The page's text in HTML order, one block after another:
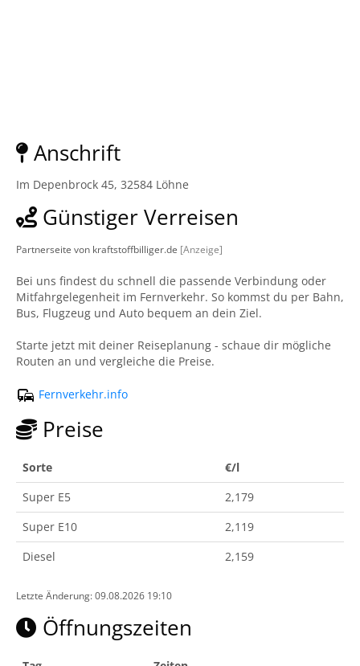
Anschrift
Im Depenbrock 45, 32584 Löhne
Günstiger Verreisen
Partnerseite von kraftstoffbilliger.de [Anzeige]
Bei uns findest du schnell die passende Verbindung oder
Mitfahrgelegenheit im Fernverkehr. So kommst du per Bahn,
Bus, Flugzeug und Auto bequem an dein Ziel.
Starte jetzt mit deiner Reiseplanung - schaue dir mögliche
Routen an und vergleiche die Preise.
Fernverkehr.info
Preise
Sorte
€/l
Super E5
2,179
Super E10
2,119
Diesel
2,159
Letzte Änderung: 09.08.2026 19:10
Öffnungszeiten